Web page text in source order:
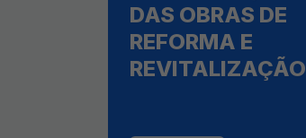
DAS OBRAS DE
REFORMA E
REVITALIZAÇÃO